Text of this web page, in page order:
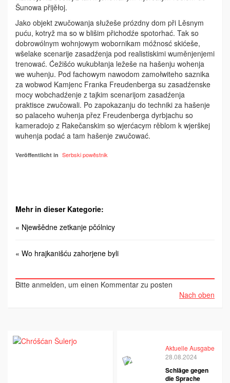
Šunowa přijěłoj.
Jako objekt zwučowanja słužeše prózdny dom při Lěsnym
puću, kotryž ma so w blišim přichodźe spotorhać. Tak so
dobrowólnym wohnjowym wobornikam móžnosć skićeše,
wšelake scenarije zasadźenja pod realistiskimi wuměnjenjemi
trenować. Ćežišćo wukubłanja ležeše na hašenju wohenja
we wuhenju. Pod fachowym nawodom zamołwiteho saznika
za wobwod Kamjenc Franka Freudenberga su zasadźenske
mocy wobchadźenje z tajkim scenarijom zasadźenja
praktisce zwučowali. Po zapokazanju do techniki za hašenje
so palaceho wuhenja přez Freudenberga dyrbjachu so
kameradojo z Rakečanskim so wjer­ćacym rěblom k wjerškej
wuhenja podać a tam hašenje zwučować.
Veröffentlicht in Serbski powěstnik
Mehr in dieser Kategorie:
« Njewšědne zetkanje pčólnicy
« Wo hrajkanišću zahorjene byli
Bitte anmelden, um einen Kommentar zu posten
Nach oben
Aktuelle Ausgabe
28.08.2024
Schläge gegen
die Sprache